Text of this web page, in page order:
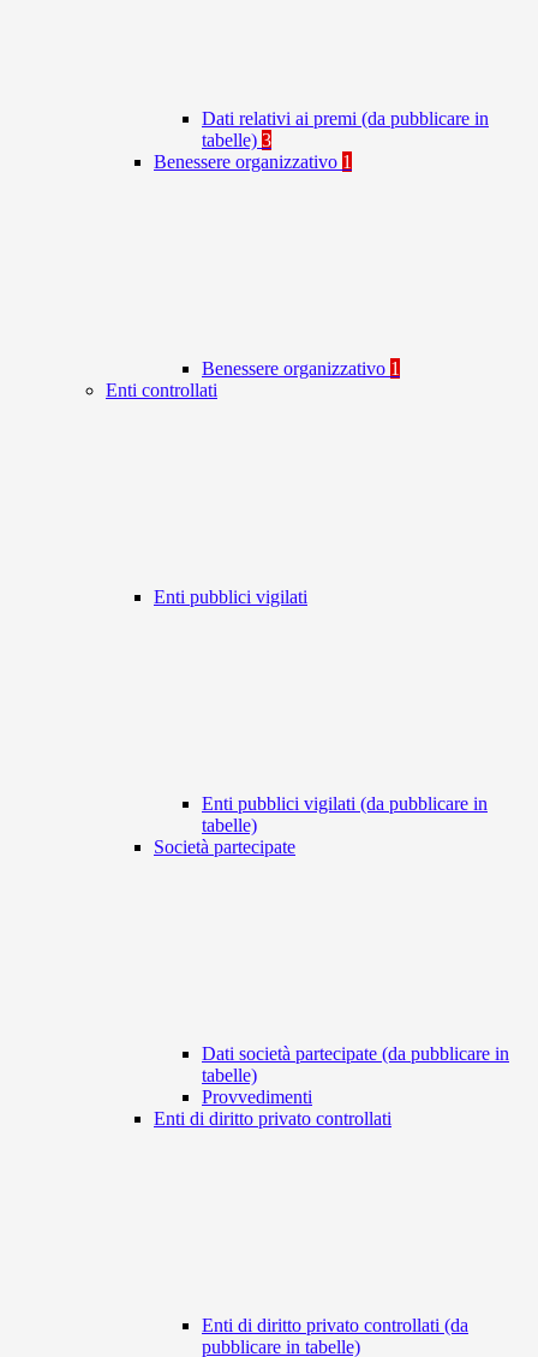
Dati relativi ai premi (da pubblicare in
tabelle) 3
Benessere organizzativo 1
Benessere organizzativo 1
Enti controllati
Enti pubblici vigilati
Enti pubblici vigilati (da pubblicare in
tabelle)
Società partecipate
Dati società partecipate (da pubblicare in
tabelle)
Provvedimenti
Enti di diritto privato controllati
Enti di diritto privato controllati (da
pubblicare in tabelle)